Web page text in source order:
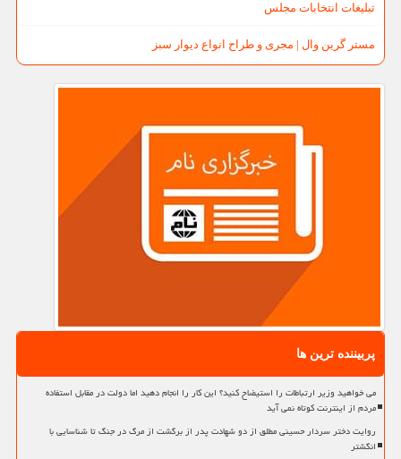
تبلیغات انتخابات مجلس
مستر گرین وال | مجری و طراح انواع دیوار سبز
پربیننده ترین ها
می خواهید وزیر ارتباطات را استیضاح کنید؟ این کار را انجام دهید اما دولت در مقابل استفاده
مردم از اینترنت کوتاه نمی آید
روایت دختر سردار حسینی مطلق از دو شهادت پدر از برگشت از مرگ در جنگ تا شناسایی با
انگشتر